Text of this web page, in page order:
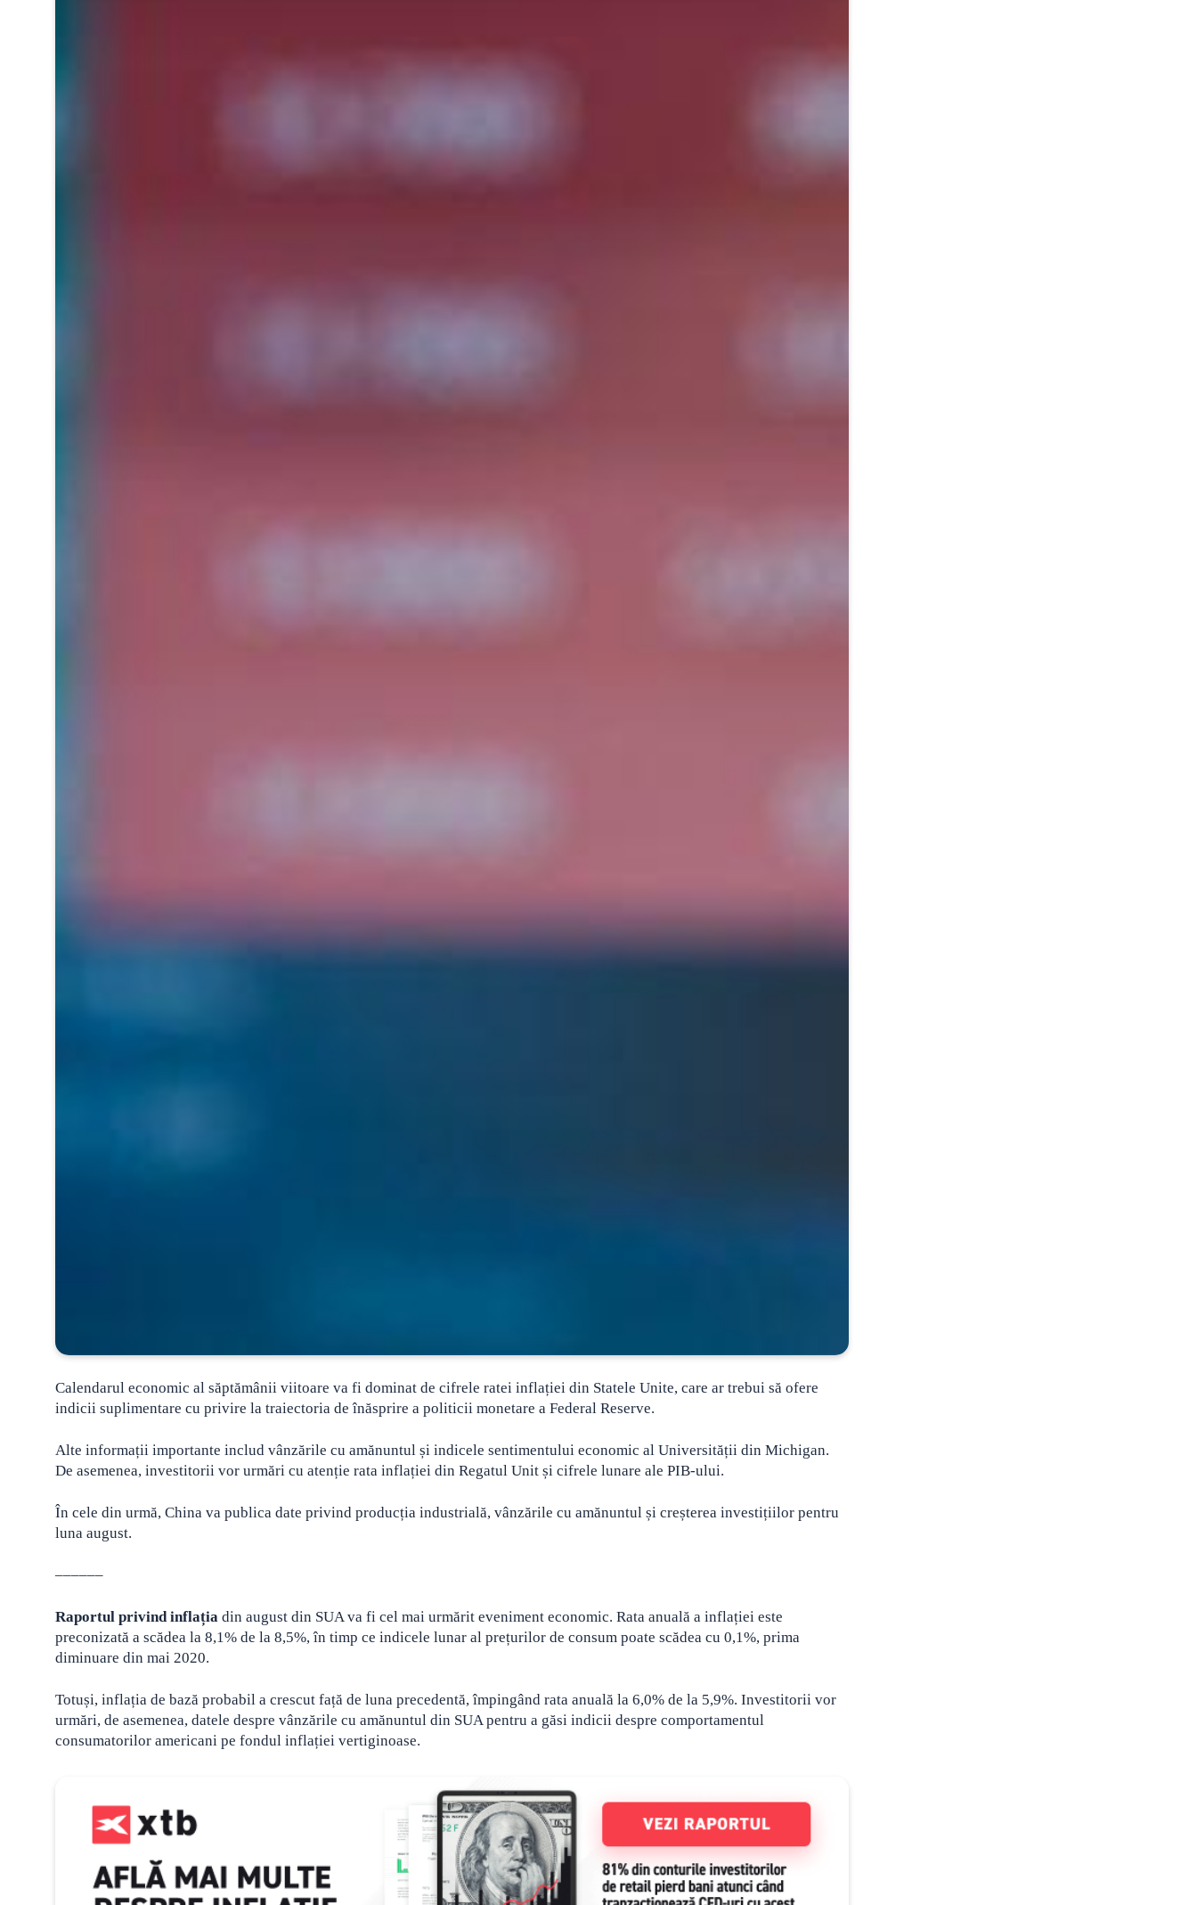
Calendarul economic al săptămânii viitoare va fi dominat de cifrele ratei inflației din Statele Unite, care ar trebui să ofere
indicii suplimentare cu privire la traiectoria de înăsprire a politicii monetare a Federal Reserve.
Alte informații importante includ vânzările cu amănuntul și indicele sentimentului economic al Universității din Michigan.
De asemenea, investitorii vor urmări cu atenție rata inflației din Regatul Unit și cifrele lunare ale PIB-ului.
În cele din urmă, China va publica date privind producția industrială, vânzările cu amănuntul și creșterea investițiilor pentru
luna august.
––––––
Raportul privind inflația din august din SUA va fi cel mai urmărit eveniment economic. Rata anuală a inflației este
preconizată a scădea la 8,1% de la 8,5%, în timp ce indicele lunar al prețurilor de consum poate scădea cu 0,1%, prima
diminuare din mai 2020.
Totuși, inflația de bază probabil a crescut față de luna precedentă, împingând rata anuală la 6,0% de la 5,9%. Investitorii vor
urmări, de asemenea, datele despre vânzările cu amănuntul din SUA pentru a găsi indicii despre comportamentul
consumatorilor americani pe fondul inflației vertiginoase.